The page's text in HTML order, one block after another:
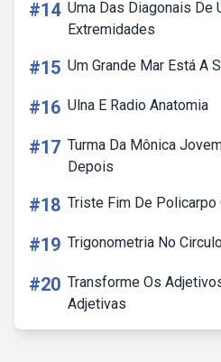
#14 Uma Das Diagonais De
Extremidades
#15 Um Grande Mar Está A
#16 Ulna E Radio Anatomia
#17 Turma Da Mônica
Depois
#18 Triste Fim De Policarpo
#19 Trigonometria No
#20 Transforme Os
Adjetivas